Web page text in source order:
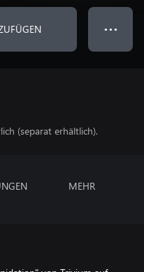
● ● ●
(separat erhältlich).
MEHR